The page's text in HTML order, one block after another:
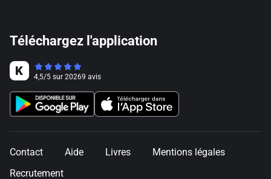
Téléchargez l'application
4,5/5 sur 20269 avis
Contact Aide Livres
Mentions légales
Recrutement